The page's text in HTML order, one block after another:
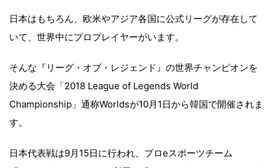
日本はもちろん、欧米やアジア各国に公式リーグが存在して
いて、世界中にプロプレイヤーがいます。
そんな『リーグ・オブ・レジェンド』の世界チャンピオンを
決める大会「2018 League of Legends World
Championship」通称Worldsが10月1日から韓国で開催されま
す。
日本代表戦は9月15日に行われ、プロeスポーツチーム